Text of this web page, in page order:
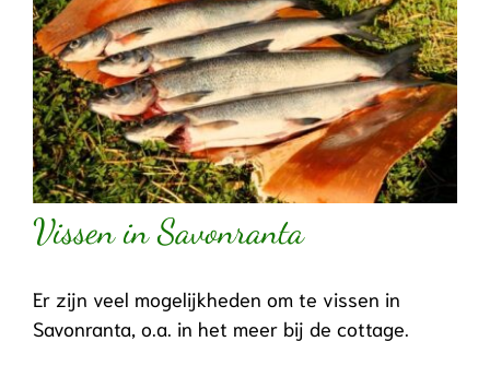
Vissen in Savonranta
Er zijn veel mogelijkheden om te vissen in
Savonranta, o.a. in het meer bij de cottage.